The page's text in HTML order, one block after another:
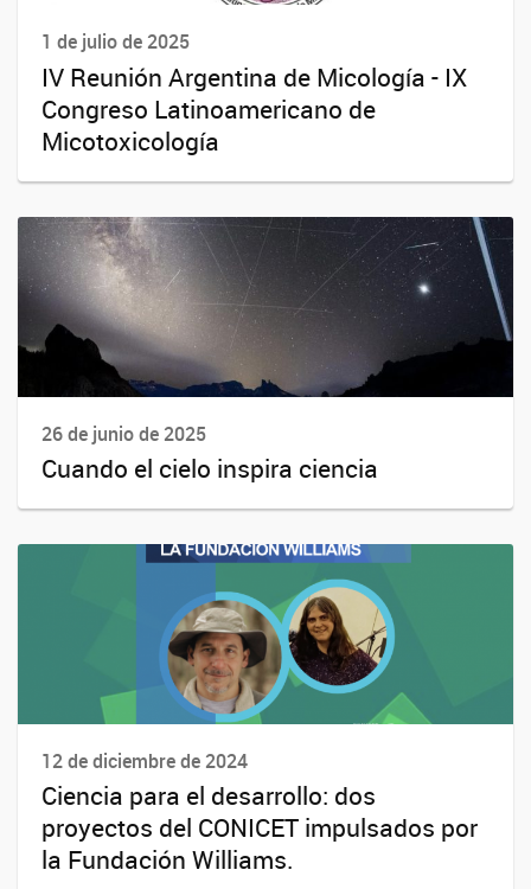
1 de julio de 2025
IV Reunión Argentina de Micología - IX
Congreso Latinoamericano de
Micotoxicología
26 de junio de 2025
Cuando el cielo inspira ciencia
12 de diciembre de 2024
Ciencia para el desarrollo: dos
proyectos del CONICET impulsados por
la Fundación Williams.